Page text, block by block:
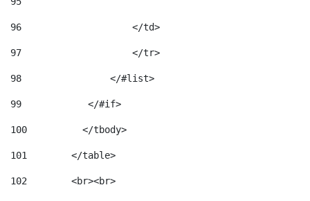
96
                    </td>
97
                    </tr>
98
                </#list>
99
            </#if>
100
          </tbody>
101
        </table>
102
        <br><br>